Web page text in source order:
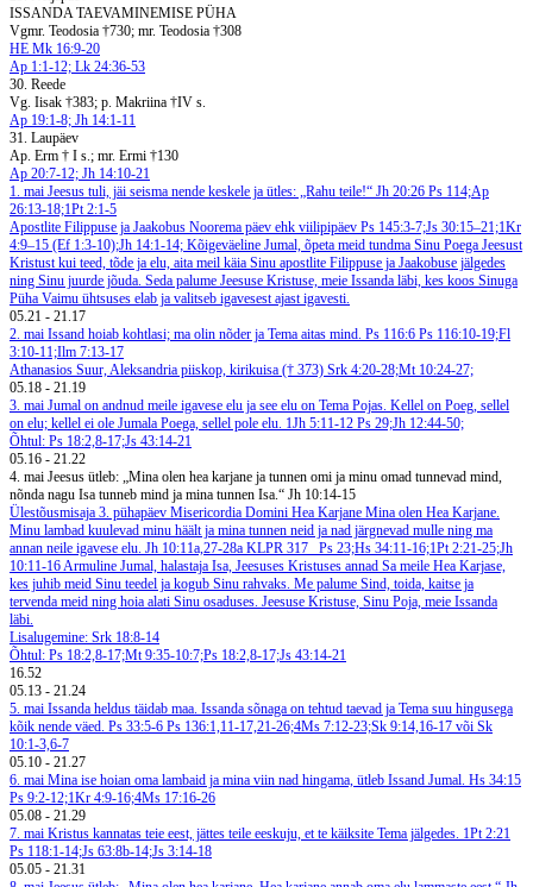
ISSANDA TAEVAMINEMISE PÜHA
Vgmr. Teodosia †730; mr. Teodosia †308
HE Mk 16:9-20
Ap 1:1-12; Lk 24:36-53
30. Reede
Vg. Iisak †383; p. Makriina †IV s.
Ap 19:1-8; Jh 14:1-11
31. Laupäev
Ap. Erm † I s.; mr. Ermi †130
Ap 20:7-12; Jh 14:10-21
1. mai Jeesus tuli, jäi seisma nende keskele ja ütles: „Rahu teile!“ Jh 20:26 Ps 114;Ap
26:13-18;1Pt 2:1-5
Apostlite Filippuse ja Jaakobus Noorema päev ehk viilipipäev Ps 145:3-7;Js 30:15–21;1Kr
4:9–15 (Ef 1:3-10);Jh 14:1-14; Kõigeväeline Jumal, õpeta meid tundma Sinu Poega Jeesust
Kristust kui teed, tõde ja elu, aita meil käia Sinu apostlite Filippuse ja Jaakobuse jälgedes
ning Sinu juurde jõuda. Seda palume Jeesuse Kristuse, meie Issanda läbi, kes koos Sinuga
Püha Vaimu ühtsuses elab ja valitseb igavesest ajast igavesti.
05.21 - 21.17
2. mai Issand hoiab kohtlasi; ma olin nõder ja Tema aitas mind. Ps 116:6 Ps 116:10-19;Fl
3:10-11;Ilm 7:13-17
Athanasios Suur, Aleksandria piiskop, kirikuisa († 373) Srk 4:20-28;Mt 10:24-27;
05.18 - 21.19
3. mai Jumal on andnud meile igavese elu ja see elu on Tema Pojas. Kellel on Poeg, sellel
on elu; kellel ei ole Jumala Poega, sellel pole elu. 1Jh 5:11-12 Ps 29;Jh 12:44-50;
Õhtul: Ps 18:2,8-17;Js 43:14-21
05.16 - 21.22
4. mai Jeesus ütleb: „Mina olen hea karjane ja tunnen omi ja minu omad tunnevad mind,
nõnda nagu Isa tunneb mind ja mina tunnen Isa.“ Jh 10:14-15
Ülestõusmisaja 3. pühapäev Misericordia Domini Hea Karjane Mina olen Hea Karjane.
Minu lambad kuulevad minu häält ja mina tunnen neid ja nad järgnevad mulle ning ma
annan neile igavese elu. Jh 10:11a,27-28a KLPR 317
Ps 23;Hs 34:11-16;1Pt 2:21-25;Jh
10:11-16Armuline Jumal, halastaja Isa, Jeesuses Kristuses annad Sa meile Hea Karjase,
kes juhib meid Sinu teedel ja kogub Sinu rahvaks. Me palume Sind, toida, kaitse ja
tervenda meid ning hoia alati Sinu osaduses. Jeesuse Kristuse, Sinu Poja, meie Issanda
läbi.
Lisalugemine: Srk 18:8-14
Õhtul: Ps 18:2,8-17;Mt 9:35-10:7;Ps 18:2,8-17;Js 43:14-21
16.52
05.13 - 21.24
5. mai Issanda heldus täidab maa. Issanda sõnaga on tehtud taevad ja Tema suu hingusega
kõik nende väed. Ps 33:5-6 Ps 136:1,11-17,21-26;4Ms 7:12-23;Sk 9:14,16-17 või Sk
10:1-3,6-7
05.10 - 21.27
6. mai Mina ise hoian oma lambaid ja mina viin nad hingama, ütleb Issand Jumal. Hs 34:15
Ps 9:2-12;1Kr 4:9-16;4Ms 17:16-26
05.08 - 21.29
7. mai Kristus kannatas teie eest, jättes teile eeskuju, et te käiksite Tema jälgedes. 1Pt 2:21
Ps 118:1-14;Js 63:8b-14;Js 3:14-18
05.05 - 21.31